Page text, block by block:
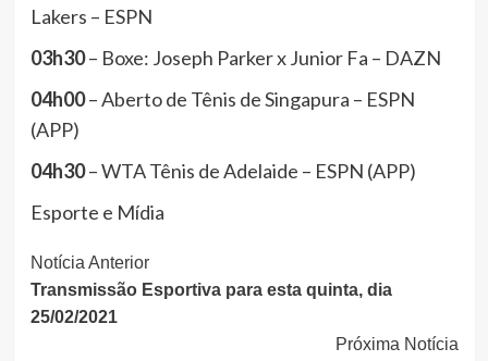
Lakers – ESPN
03h30– Boxe: Joseph Parker x Junior Fa – DAZN
04h00– Aberto de Tênis de Singapura – ESPN
(APP)
04h30– WTA Tênis de Adelaide – ESPN (APP)
Esporte e Mídia
Continue
Lendo
Notícia Anterior
Transmissão Esportiva para esta quinta, dia
25/02/2021
Próxima Notícia